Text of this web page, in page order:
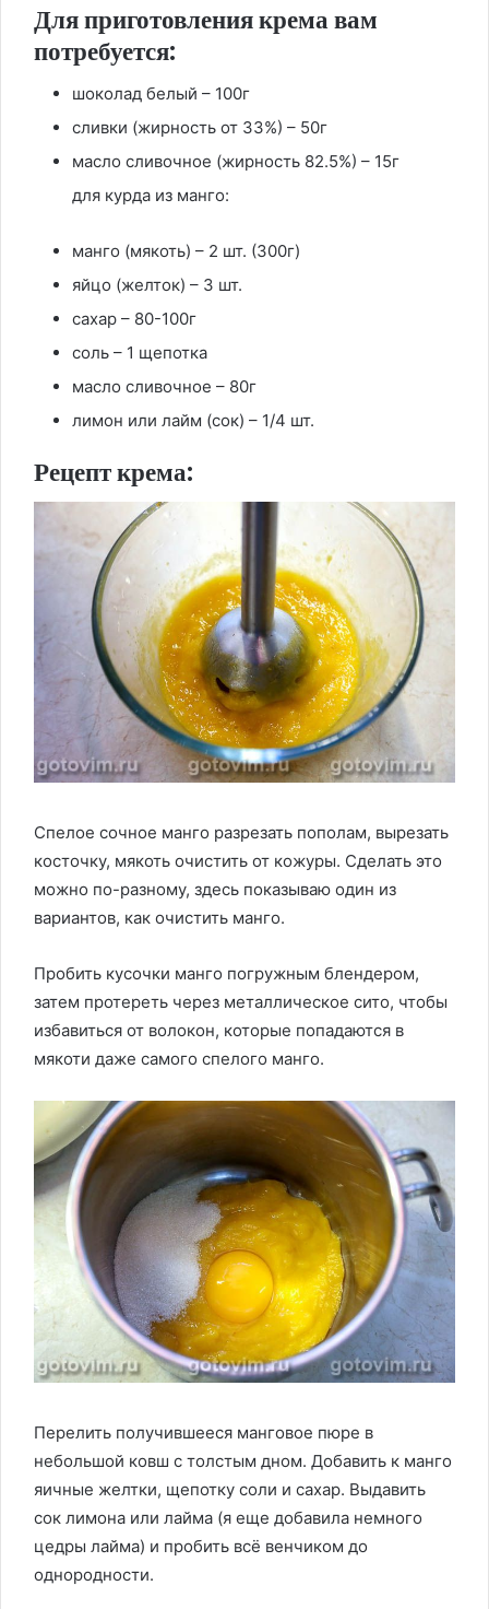
Для приготовления крема вам
потребуется:
шоколад белый – 100г
сливки (жирность от 33%) – 50г
масло сливочное (жирность 82.5%) – 15г
для курда из манго:
манго (мякоть) – 2 шт. (300г)
яйцо (желток) – 3 шт.
сахар – 80-100г
соль – 1 щепотка
масло сливочное – 80г
лимон или лайм (сок) – 1/4 шт.
Рецепт крема:
Спелое сочное манго разрезать пополам, вырезать
косточку, мякоть очистить от кожуры. Сделать это
можно по-разному, здесь показываю один из
вариантов, как очистить манго.
Пробить кусочки манго погружным блендером,
затем протереть через металлическое сито, чтобы
избавиться от волокон, которые попадаются в
мякоти даже самого спелого манго.
Перелить получившееся манговое пюре в
небольшой ковш с толстым дном. Добавить к манго
яичные желтки, щепотку соли и сахар. Выдавить
сок лимона или лайма (я еще добавила немного
цедры лайма) и пробить всё венчиком до
однородности.